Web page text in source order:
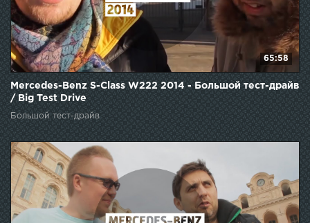
65:58
Mercedes-Benz S-Class W222 2014 - Большой тест-драйв
/ Big Test Drive
Большой тест-драйв